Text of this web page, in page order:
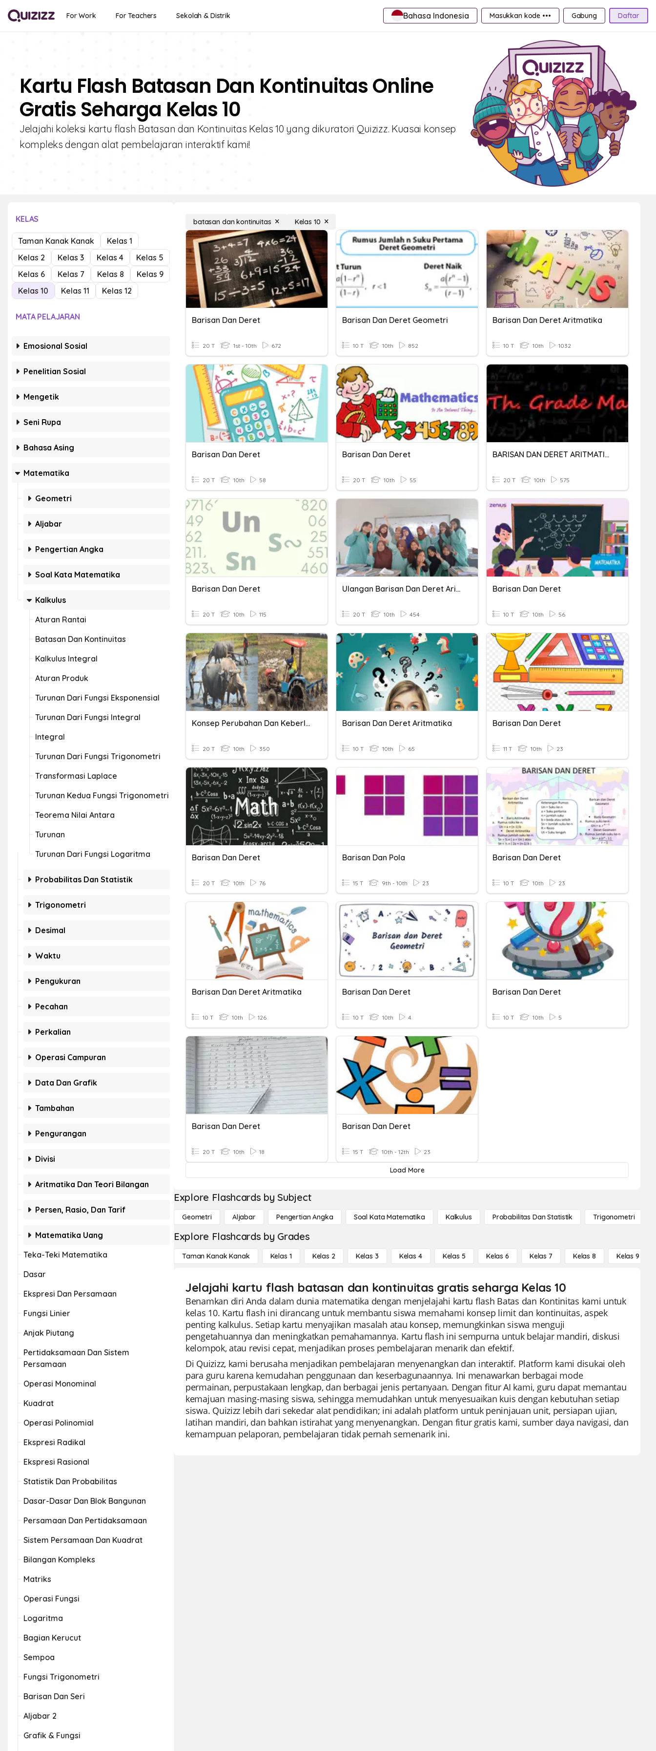
For Work For Teachers Sekolah & Distrik Bahasa Indonesia Masukkan kode ••• Gabung Daftar
Kartu Flash Batasan Dan Kontinuitas Online
Gratis Seharga Kelas 10
Jelajahi koleksi kartu flash Batasan dan Kontinuitas Kelas 10 yang dikuratori Quizizz. Kuasai konsep
kompleks dengan alat pembelajaran interaktif kami!
KELAS
Taman Kanak Kanak
Kelas 1
Kelas 2
Kelas 3 Kelas 4
Kelas 5
Kelas 6
Kelas 7 Kelas 8
Kelas 9
Kelas 10
Kelas 11 Kelas 12
MATA PELAJARAN
Emosional Sosial
Penelitian Sosial
Mengetik
Seni Rupa
Bahasa Asing
Matematika
Geometri
Aljabar
Pengertian Angka
Soal Kata Matematika
Kalkulus
Aturan Rantai
Batasan Dan Kontinuitas
Kalkulus Integral
Aturan Produk
Turunan Dari Fungsi Eksponensial
Turunan Dari Fungsi Integral
Integral
Turunan Dari Fungsi Trigonometri
Transformasi Laplace
Turunan Kedua Fungsi Trigonometri
Teorema Nilai Antara
Turunan
Turunan Dari Fungsi Logaritma
Probabilitas Dan Statistik
Trigonometri
Desimal
Waktu
Pengukuran
Pecahan
Perkalian
Operasi Campuran
Data Dan Grafik
Tambahan
Pengurangan
Divisi
Aritmatika Dan Teori Bilangan
Persen, Rasio, Dan Tarif
Matematika Uang
Teka-Teki Matematika
Dasar
Ekspresi Dan Persamaan
Fungsi Linier
Anjak Piutang
Pertidaksamaan Dan Sistem
Persamaan
Operasi Monominal
Kuadrat
Operasi Polinomial
Ekspresi Radikal
Ekspresi Rasional
Statistik Dan Probabilitas
Dasar-Dasar Dan Blok Bangunan
Persamaan Dan Pertidaksamaan
Sistem Persamaan Dan Kuadrat
Bilangan Kompleks
Matriks
Operasi Fungsi
Logaritma
Bagian Kerucut
Sempoa
Fungsi Trigonometri
Barisan Dan Seri
Aljabar 2
Grafik & Fungsi
batasan dan kontinuitas Kelas 10
Barisan Dan Deret
20 T 1st - 10th 672
Barisan Dan Deret Geometri
10 T 10th 852
Barisan Dan Deret Aritmatika
10 T 10th 1032
Barisan Dan Deret
20 T 10th 58
Barisan Dan Deret
20 T 10th 55
BARISAN DAN DERET ARITMATIKA
20 T 10th 575
Barisan Dan Deret
20 T 10th 115
Ulangan Barisan Dan Deret Aritmetika
20 T 10th 454
Barisan Dan Deret
10 T 10th 56
Konsep Perubahan Dan Keberlanjutan
20 T 10th 350
Barisan Dan Deret Aritmatika
10 T 10th 65
Barisan Dan Deret
11 T 10th 23
Barisan Dan Deret
20 T 10th 76
Barisan Dan Pola
15 T 9th - 10th 23
Barisan Dan Deret
10 T 10th 23
Barisan Dan Deret Aritmatika
10 T 10th 126
Barisan Dan Deret
10 T 10th 4
Barisan Dan Deret
10 T 10th 5
Barisan Dan Deret
20 T 10th 18
Barisan Dan Deret
15 T 10th - 12th 23
Load More
Explore Flashcards by Subject
Geometri Aljabar Pengertian Angka Soal Kata Matematika Kalkulus Probabilitas Dan Statistik Trigonometri
Explore Flashcards by Grades
Taman Kanak Kanak Kelas 1 Kelas 2 Kelas 3 Kelas 4 Kelas 5 Kelas 6 Kelas 7 Kelas 8 Kelas 9
Jelajahi kartu flash batasan dan kontinuitas gratis seharga Kelas 10
Benamkan diri Anda dalam dunia matematika dengan menjelajahi kartu flash Batas dan Kontinitas kami untuk
kelas 10. Kartu flash ini dirancang untuk membantu siswa memahami konsep limit dan kontinuitas, aspek
penting kalkulus. Setiap kartu menyajikan masalah atau konsep, memungkinkan siswa menguji
pengetahuannya dan meningkatkan pemahamannya. Kartu flash ini sempurna untuk belajar mandiri, diskusi
kelompok, atau revisi cepat, menjadikan proses pembelajaran menarik dan efektif.
Di Quizizz, kami berusaha menjadikan pembelajaran menyenangkan dan interaktif. Platform kami disukai oleh
para guru karena kemudahan penggunaan dan keserbagunaannya. Ini menawarkan berbagai mode
permainan, perpustakaan lengkap, dan berbagai jenis pertanyaan. Dengan fitur AI kami, guru dapat memantau
kemajuan masing-masing siswa, sehingga memudahkan untuk menyesuaikan kuis dengan kebutuhan setiap
siswa. Quizizz lebih dari sekedar alat pendidikan; ini adalah platform untuk peninjauan unit, persiapan ujian,
latihan mandiri, dan bahkan istirahat yang menyenangkan. Dengan fitur gratis kami, sumber daya navigasi, dan
kemampuan pelaporan, pembelajaran tidak pernah semenarik ini.